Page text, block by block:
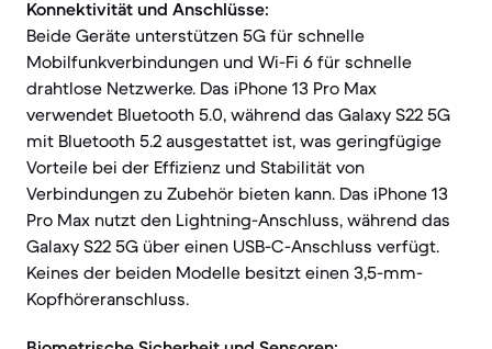
Konnektivität und Anschlüsse:
Beide Geräte unterstützen 5G für schnelle
Mobilfunkverbindungen und Wi-Fi 6 für schnelle
drahtlose Netzwerke. Das iPhone 13 Pro Max
verwendet Bluetooth 5.0, während das Galaxy S22 5G
mit Bluetooth 5.2 ausgestattet ist, was geringfügige
Vorteile bei der Effizienz und Stabilität von
Verbindungen zu Zubehör bieten kann. Das iPhone 13
Pro Max nutzt den Lightning-Anschluss, während das
Galaxy S22 5G über einen USB-C-Anschluss verfügt.
Keines der beiden Modelle besitzt einen 3,5-mm-
Kopfhöreranschluss.